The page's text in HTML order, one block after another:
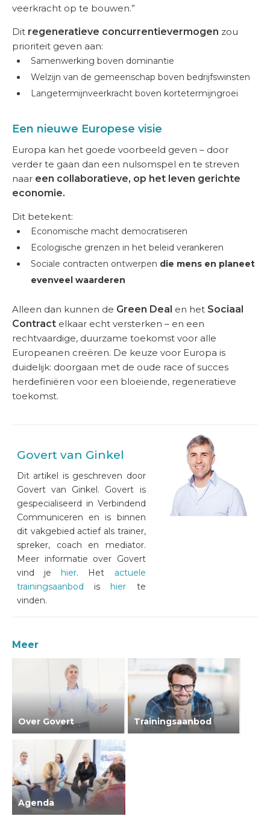
veerkracht op te bouwen.”
Dit regeneratieve concurrentievermogen zou
prioriteit geven aan:
Samenwerking boven dominantie
Welzijn van de gemeenschap boven bedrijfswinsten
Langetermijnveerkracht boven kortetermijngroei
Een nieuwe Europese visie
Europa kan het goede voorbeeld geven – door
verder te gaan dan een nulsomspel en te streven
naar een collaboratieve, op het leven gerichte
economie.
Dit betekent:
Economische macht democratiseren
Ecologische grenzen in het beleid verankeren
Sociale contracten ontwerpen die mens en planeet
evenveel waarderen
Alleen dan kunnen de Green Deal en het Sociaal
Contract elkaar echt versterken – en een
rechtvaardige, duurzame toekomst voor alle
Europeanen creëren. De keuze voor Europa is
duidelijk: doorgaan met de oude race of succes
herdefiniëren voor een bloeiende, regeneratieve
toekomst.
Govert van Ginkel
Dit artikel is geschreven door
Govert van Ginkel. Govert is
gespecialiseerd in Verbindend
Communiceren en is binnen
dit vakgebied actief als trainer,
spreker, coach en mediator.
Meer informatie over Govert
vind je hier. Het actuele
trainingsaanbod is hier te
vinden.
Meer
Over Govert Trainingsaanbod
Agenda